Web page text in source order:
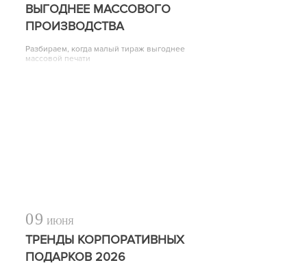
ВЫГОДНЕЕ МАССОВОГО
ПРОИЗВОДСТВА
Разбираем, когда малый тираж выгоднее
массовой печати
09 ИЮНЯ
ТРЕНДЫ КОРПОРАТИВНЫХ
ПОДАРКОВ 2026